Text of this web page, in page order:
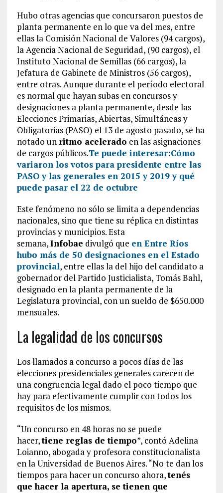
Hubo otras agencias que concursaron puestos de
planta permanente en lo que va del mes, entre
ellas la Comisión Nacional de Valores (94 cargos),
la Agencia Nacional de Seguridad, (90 cargos), el
Instituto Nacional de Semillas (66 cargos), la
Jefatura de Gabinete de Ministros (56 cargos),
entre otras. Aunque durante el período electoral
es normal que hayan subas en concursos y
designaciones a planta permanente, desde las
Elecciones Primarias, Abiertas, Simultáneas y
Obligatorias (PASO) el 13 de agosto pasado, se ha
notado un ritmo acelerado en las asignaciones
de cargos públicos.Te puede interesar:Cómo
variaron los votos para presidente entre las
PASO y las generales en 2015 y 2019 y qué
puede pasar el 22 de octubre
Este fenómeno no sólo se limita a dependencias
nacionales, sino que tiene su réplica en distintas
provincias y municipios. Esta
semana,Infobae divulgó que en Entre Ríos
hubo más de 50 designaciones en el Estado
provincial, entre ellas la del hijo del candidato a
gobernador del Partido Justicialista, Tomás Bahl,
designado en la planta permanente de la
Legislatura provincial, con un sueldo de $650.000
mensuales.
La legalidad de los concursos
Los llamados a concurso a pocos días de las
elecciones presidenciales generales carecen de
una congruencia legal dado el poco tiempo que
hay para efectivamente cumplir con todos los
requisitos de los mismos.
“Un concurso en 48 horas no se puede
hacer,tiene reglas de tiempo”, contó Adelina
Loianno, abogada y profesora constitucionalista
en la Universidad de Buenos Aires. “No te dan los
tiempos para hacer un concurso ahora,tenés
que hacer la apertura, se tienen que